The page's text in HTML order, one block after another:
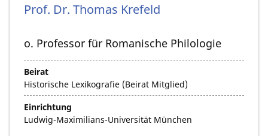
Prof. Dr. Thomas Krefeld
o. Professor für Romanische Philologie
Beirat
Historische Lexikografie (Beirat Mitglied)
Einrichtung
Ludwig-Maximilians-Universität München